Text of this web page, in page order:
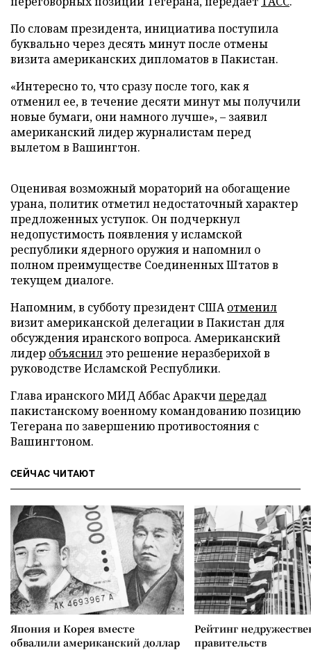
По словам президента, инициатива поступила
буквально через десять минут после отмены
визита американских дипломатов в Пакистан.
«Интересно то, что сразу после того, как я
отменил ее, в течение десяти минут мы получили
новые бумаги, они намного лучше», – заявил
американский лидер журналистам перед
вылетом в Вашингтон.
Оценивая возможный мораторий на обогащение
урана, политик отметил недостаточный характер
предложенных уступок. Он подчеркнул
недопустимость появления у исламской
республики ядерного оружия и напомнил о
полном преимуществе Соединенных Штатов в
текущем диалоге.
Напомним, в субботу президент СШАотменил
визит американской делегации в Пакистан для
обсуждения иранского вопроса. Американский
лидер объяснил это решение неразберихой в
руководстве Исламской Республики.
Глава иранского МИД Аббас Аракчипередал
пакистанскому военному командованию позицию
Тегерана по завершению противостояния с
Вашингтоном.
СЕЙЧАС ЧИТАЮТ
Япония и Корея вместе
обвалили американский доллар
Рейтинг
правительств